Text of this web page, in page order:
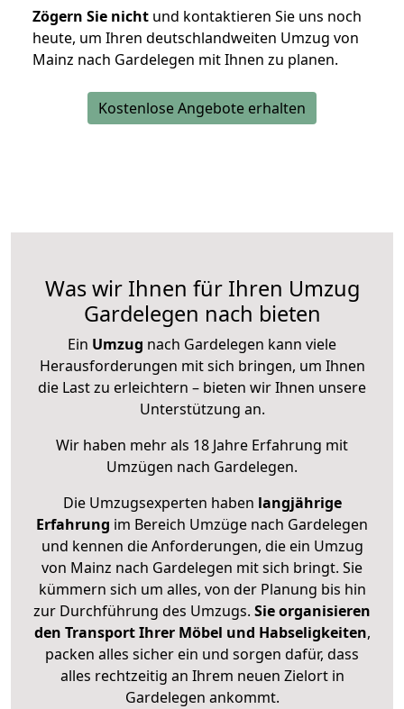
Zögern Sie nicht und kontaktieren Sie uns noch
heute, um Ihren deutschlandweiten Umzug von
Mainz nach Gardelegen mit Ihnen zu planen.
Kostenlose Angebote erhalten
Was wir Ihnen für Ihren Umzug
Gardelegen nach bieten
Ein Umzug nach Gardelegen kann viele
Herausforderungen mit sich bringen, um Ihnen
die Last zu erleichtern – bieten wir Ihnen unsere
Unterstützung an.
Wir haben mehr als 18 Jahre Erfahrung mit
Umzügen nach Gardelegen.
Die Umzugsexperten haben langjährige
Erfahrung im Bereich Umzüge nach Gardelegen
und kennen die Anforderungen, die ein Umzug
von Mainz nach Gardelegen mit sich bringt. Sie
kümmern sich um alles, von der Planung bis hin
zur Durchführung des Umzugs. Sie organisieren
den Transport Ihrer Möbel und Habseligkeiten,
packen alles sicher ein und sorgen dafür, dass
alles rechtzeitig an Ihrem neuen Zielort in
Gardelegen ankommt.